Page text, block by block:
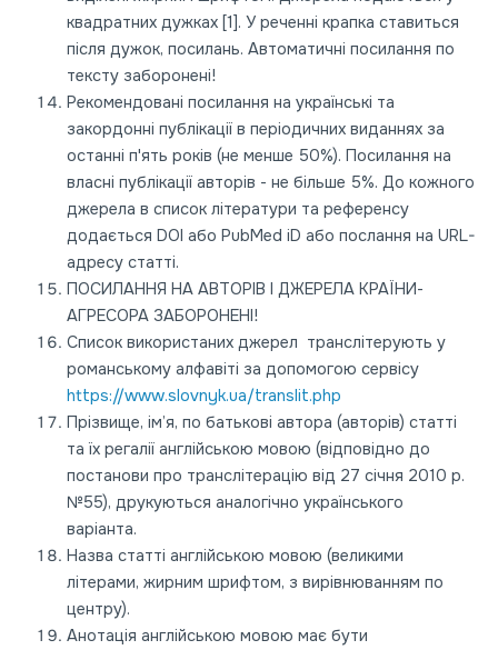
квадратних дужках [1]. У реченні крапка ставиться
після дужок, посилань. Автоматичні посилання по
тексту заборонені!
Рекомендовані посилання на українські та
закордонні публікації в періодичних виданнях за
останні п'ять років (не менше 50%). Посилання на
власні публікації авторів - не більше 5%. До кожного
джерела в список літератури та референсу
додається DOI або PubMed iD або послання на URL-
адресу статті.
ПОСИЛАННЯ НА АВТОРІВ І ДЖЕРЕЛА КРАЇНИ-
АГРЕСОРА ЗАБОРОНЕНІ!
Список використаних джерел транслітерують у
романському алфавіті за допомогою сервісу
https://www.slovnyk.ua/translit.php
Прізвище, ім’я, по батькові автора (авторів) статті
та їх регалії англійською мовою (відповідно до
постанови про транслітерацію від 27 січня 2010 р.
№55), друкуються аналогічно українського
варіанта.
Назва статті англійською мовою (великими
літерами, жирним шрифтом, з вирівнюванням по
центру).
Анотація англійською мовою має бути